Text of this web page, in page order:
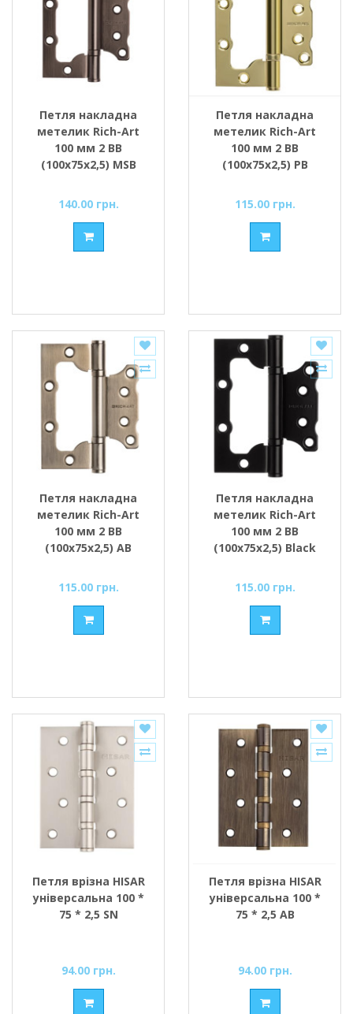
Петля накладна
метелик Rich-Art
100 мм 2 ВВ
(100х75х2,5) MSB
140.00 грн.
Петля накладна
метелик Rich-Art
100 мм 2 ВВ
(100х75х2,5) РВ
115.00 грн.
Петля накладна
метелик Rich-Art
100 мм 2 ВВ
(100х75х2,5) AB
115.00 грн.
Петля накладна
метелик Rich-Art
100 мм 2 ВВ
(100х75х2,5) Black
115.00 грн.
Петля врізна HISAR
універсальна 100 *
75 * 2,5 SN
94.00 грн.
Петля врізна HISAR
універсальна 100 *
75 * 2,5 АВ
94.00 грн.